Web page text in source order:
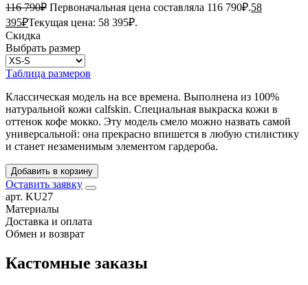
116 790₽ Первоначальная цена составляла 116 790₽.58
395₽Текущая цена: 58 395₽.
Скидка
Выбрать размер
Таблица размеров
Классическая модель на все времена. Выполнена из 100%
натуральной кожи calfskin. Специальная выкраска кожи в
оттенок кофе мокко. Эту модель смело можно назвать самой
универсальной: она прекрасно впишется в любую стилистику
и станет незаменимым элементом гардероба.
Добавить в корзину
Оставить заявку
арт. KU27
Материалы
Доставка и оплата
Обмен и возврат
Кастомные заказы